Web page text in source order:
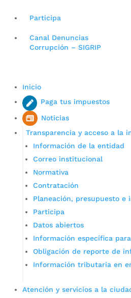
Participa
Canal Denuncias
Corrupción – SIGRIP
Inicio
Paga tus impuestos
Noticias
Transparencia y acceso a la
Información de la entidad
Correo institucional
Normativa
Contratación
Planeación, presupuesto e
Participa
Datos abiertos
Información específica
Obligación de reporte de
Información tributaria en
Atención y servicios a la